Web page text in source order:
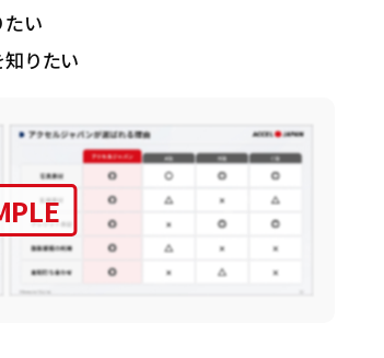
い
りたい